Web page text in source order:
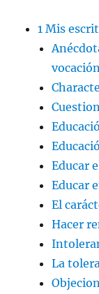
1 Mis
vocación
Educar
Educar
El
Hacer
La